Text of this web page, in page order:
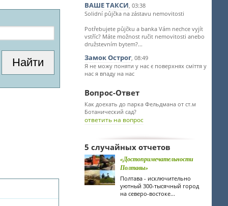
ВАШЕ ТАКСИ, 03:38
Solidní půjčka na zástavu nemovitosti
Potřebujete půjčku a banka Vám nechce vyjít
vstříc? Máte možnost ručit nemovitosti anebo
družstevním bytem?...
Замок Острог, 08:49
Я не можу поняти у нас є поверхнях сміття у
нас я впаду на нас
Вопрос-Ответ
Как доехать до парка Фельдмана от ст.м
Ботанический сад?
ответить на вопрос
5 случайных отчетов
«Достопримечательности
Полтавы»
Полтава - исключительно
уютный 300-тысячный город
на северо-востоке...